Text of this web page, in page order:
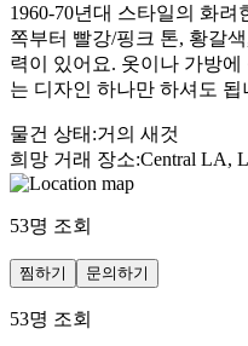
1960-70년대 스타일의 화
쪽부터 빨강/핑크 톤, 황갈
력이 있어요. 옷이나 가방에
는 디자인 하나만 하셔도
물건 상태 :거의 새것
희망 거래 장소:Central LA,
53명 조회
찜하기 문의하기
53명 조회